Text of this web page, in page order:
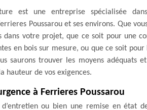
est une entreprise spécialisée
Poussarou et ses environs. Que
dans votre projet, que ce soit pour une
en bois sur mesure, ou que ce soit
saurons trouver les moyens adéquats
de vos exigences.
à Ferrieres Poussarou
ou bien une remise en état